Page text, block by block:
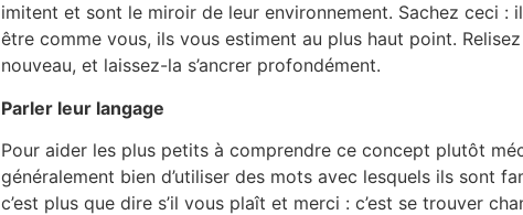
imitent et sont le miroir de leur environnement. Sachez ceci :
être comme vous, ils vous estiment au plus haut point.
nouveau, et laissez-la s’ancrer profondément.
Parler leur langage
Pour aider les plus petits à comprendre ce concept plutôt
généralement bien d’utiliser des mots avec lesquels ils sont
c’est plus que dire s’il vous plaît et merci : c’est se trouver